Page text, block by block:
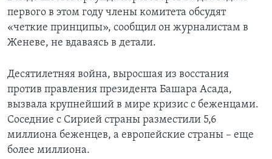
первого в этом году члены комитета обсудят
«четкие принципы», сообщил он журналистам в
Женеве, не вдаваясь в детали.
Десятилетняя война, выросшая из восстания
против правления президента Башара Асада,
вызвала крупнейший в мире кризис с беженцами.
Соседние с Сирией страны разместили 5,6
миллиона беженцев, а европейские страны – еще
более миллиона.